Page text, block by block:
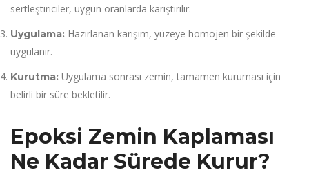
sertleştiriciler, uygun oranlarda karıştırılır.
Uygulama: Hazırlanan karışım, yüzeye homojen bir şekilde
uygulanır.
Kurutma: Uygulama sonrası zemin, tamamen kuruması için
belirli bir süre bekletilir.
Epoksi Zemin Kaplaması
Ne Kadar Sürede Kurur?